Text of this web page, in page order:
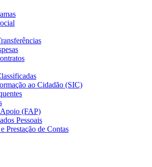
ao Cidadão (SIC)
Apoio (FAP)
Pessoais
Prestação de Contas